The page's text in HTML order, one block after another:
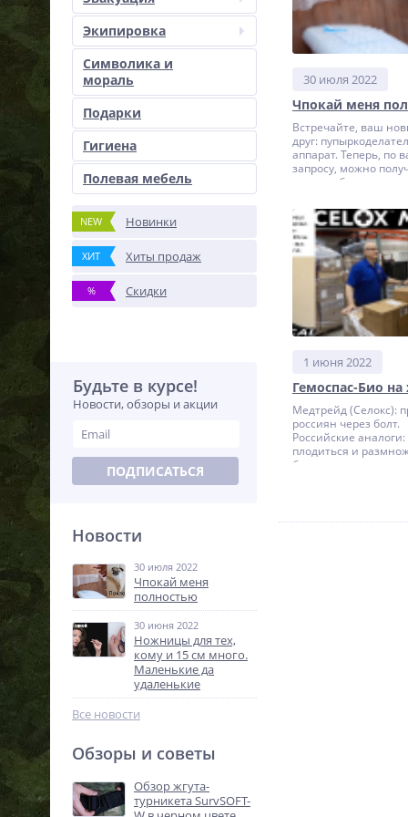
Экипировка
Символика и
мораль
Подарки
Гигиена
Полевая мебель
NEW Новинки
ХИТ Хиты продаж
% Скидки
Будьте в курсе!
Новости, обзоры и акции
ПОДПИСАТЬСЯ
Новости
30 июля 2022
Чпокай меня
полностью
30 июня 2022
Ножницы для тех,
кому и 15 см много.
Маленькие да
удаленькие
Все новости
Обзоры и советы
Обзор жгута-
турникета SurvSOFT-
30 июля 2022
Чпокай меня
Встречайте, ваш
друг:
аппарат. Теперь, по
запросу, можно
подарок бесплатно
ТакМед Хлоп-
пузырём" в каждый
антистрессового
больше, чем обычная
стандартная
А вообще жесть
выдался
что мы только
распаковали и
закуплено
1 июня 2022
Гемоспас-Био на
Медтрейд (Селокс):
россиян через болт.
Российские
плодиться и
быстрее.
первым тестам